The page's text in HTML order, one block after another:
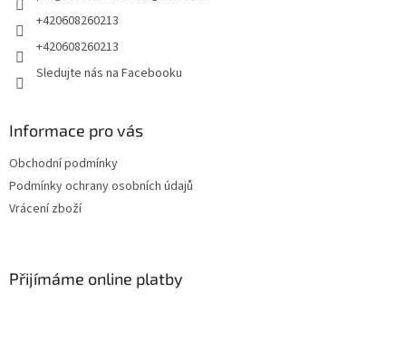
+420608260213
+420608260213
Sledujte nás na Facebooku
Informace pro vás
Obchodní podmínky
Podmínky ochrany osobních údajů
Vrácení zboží
Přijímáme online platby